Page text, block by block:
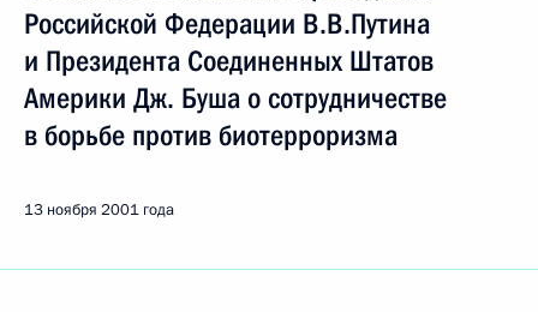
Российской Федерации В.В.Путина
и Президента Соединенных Штатов
Америки Дж. Буша о сотрудничестве
в борьбе против биотерроризма
13 ноября 2001 года